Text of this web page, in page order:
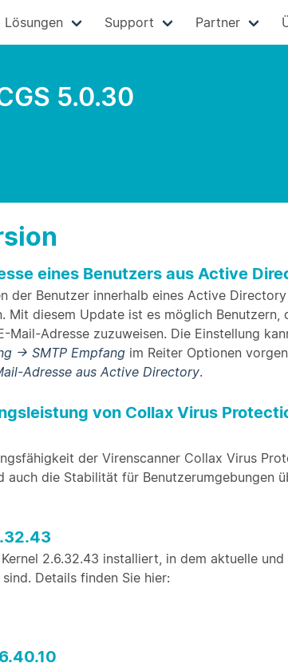
Lösungen Support Partner
5.0.30
eines Benutzers aus Active
der Benutzer innerhalb eines Active
Mit diesem Update ist es möglich Benutzern,
Adresse zuzuweisen. Die Einstellung
→ SMTP Empfang im Reiter Optionen
Adresse aus Active Directory.
von Collax Virus
der Virenscanner Collax Virus
die Stabilität für Benutzerumgebungen
2.6.32.43 installiert, in dem aktuelle und
Details finden Sie hier: